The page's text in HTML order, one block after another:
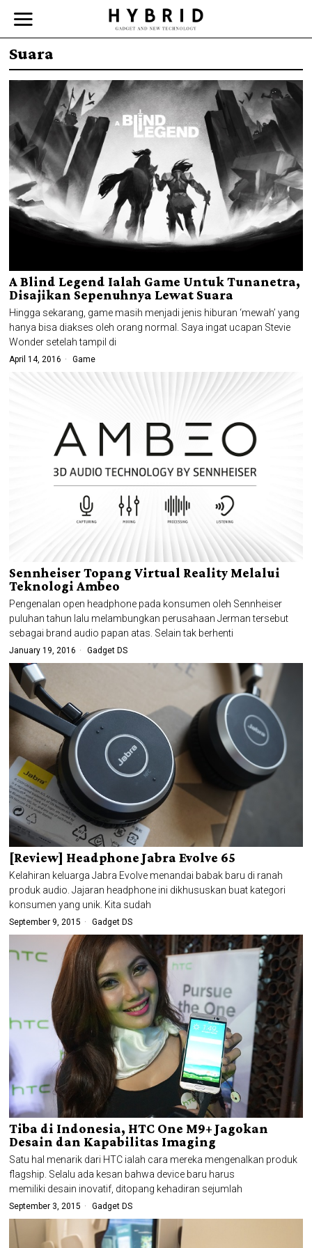
Suara
A Blind Legend Ialah Game Untuk Tunanetra,
Disajikan Sepenuhnya Lewat Suara
Hingga sekarang, game masih menjadi jenis hiburan ‘mewah’ yang
hanya bisa diakses oleh orang normal. Saya ingat ucapan Stevie
Wonder setelah tampil di
April 14, 2016 Game
Sennheiser Topang Virtual Reality Melalui
Teknologi Ambeo
Pengenalan open headphone pada konsumen oleh Sennheiser
puluhan tahun lalu melambungkan perusahaan Jerman tersebut
sebagai brand audio papan atas. Selain tak berhenti
January 19, 2016 Gadget DS
[Review] Headphone Jabra Evolve 65
Kelahiran keluarga Jabra Evolve menandai babak baru di ranah
produk audio. Jajaran headphone ini dikhususkan buat kategori
konsumen yang unik. Kita sudah
September 9, 2015 Gadget DS
Tiba di Indonesia, HTC One M9+ Jagokan
Desain dan Kapabilitas Imaging
Satu hal menarik dari HTC ialah cara mereka mengenalkan produk
flagship. Selalu ada kesan bahwa device baru harus
memiliki desain inovatif, ditopang kehadiran sejumlah
September 3, 2015 Gadget DS